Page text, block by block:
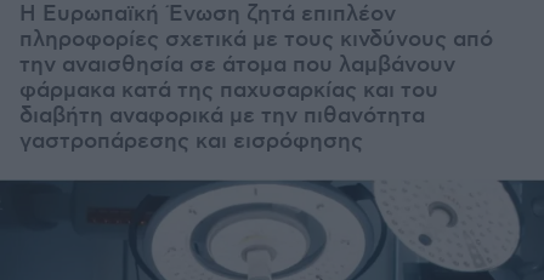
Η Ευρωπαϊκή Ένωση ζητά επιπλέον
πληροφορίες σχετικά με τους κινδύνους από
την αναισθησία σε άτομα που λαμβάνουν
φάρμακα κατά της παχυσαρκίας και του
διαβήτη αναφορικά με την πιθανότητα
γαστροπάρεσης και εισρόφησης